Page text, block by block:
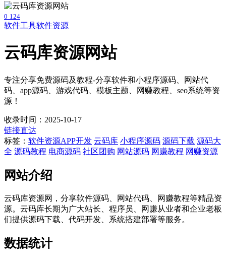
0 124
软件工具软件资源
云码库资源网站
专注分享免费源码及教程-分享软件和小程序源码、网站代
码、app源码、游戏代码、模板主题、网赚教程、seo系统等资
源！
收录时间：2025-10-17
链接直达
标签： 软件资源APP开发 云码库 小程序源码 源码下载 源码大
全 源码教程 电商源码 社区团购 网站源码 网赚教程 网赚资源
网站介绍
云码库资源网，分享软件源码、网站代码、网赚教程等精品资
源。云码库长期为广大站长、程序员、网赚从业者和企业老板
们提供源码下载、代码开发、系统搭建部署等服务。
数据统计